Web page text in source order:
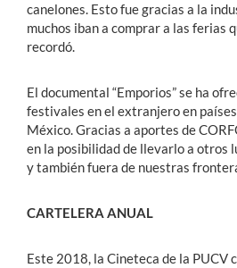
canelones. Esto fue gracias a la
muchos iban a comprar a las ferias
recordó.
El documental “Emporios” se ha
festivales en el extranjero en
México. Gracias a aportes de
en la posibilidad de llevarlo a otros
y también fuera de nuestras
CARTELERA ANUAL
Este 2018, la Cineteca de la PUCV